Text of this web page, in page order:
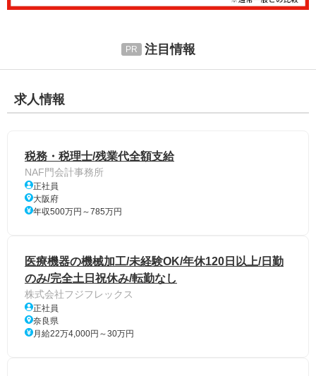
注目情報
求人情報
税務・税理士/残業代全額支給
NAF門会計事務所
正社員
大阪府
年収500万円～785万円
医療機器の機械加工/未経験OK/年休120日以上/日勤
のみ/完全土日祝休み/転勤なし
株式会社フジフレックス
正社員
奈良県
月給22万4,000円～30万円